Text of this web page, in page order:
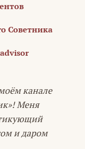
Советника
канале
Меня
и даром